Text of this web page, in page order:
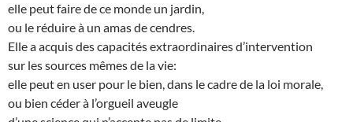
elle peut faire de ce monde un jardin,
ou le réduire à un amas de cendres.
Elle a acquis des capacités extraordinaires d’intervention
sur les sources mêmes de la vie:
elle peut en user pour le bien, dans le cadre de la loi morale,
ou bien céder à l’orgueil aveugle